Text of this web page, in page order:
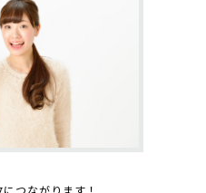
つながります！